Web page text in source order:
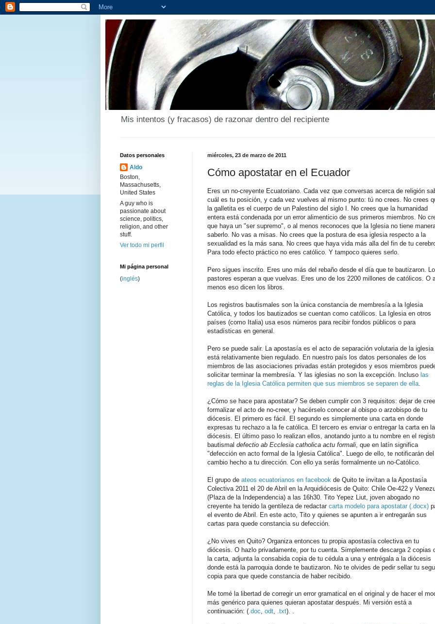
Mis intentos (y fracasos) de razonar dentro del recipiente
miércoles, 23 de marzo de 2011
Cómo apostatar en el Ecuador
Eres un no-creyente Ecuatoriano. Cada vez que conversas acerca de religión
cuál es tu posición, y cada vez vuelves al mismo punto: tú no crees. No crees
la galletita es el cuerpo de un Palestino del siglo I. No crees que la humanidad
entera está condenada por un error alimenticio de sus primeros miembros. No
que haya un "ser supremo", o al menos reconoces que la Iglesia no tiene
saberlo. No vas a misas. No crees que la postura de esa iglesia respecto a la
sexualidad es la más sana. No crees que haya vida más alla del fin de tu
Para todo efecto práctico no eres católico. Y tampoco quieres serlo.
Pero sigues inscrito. Eres uno más del rebaño desde el día que te bautizaron.
pastores esperan a que vuelvas. Eres uno de los 2200 millones de católicos. O
menos eso dicen los libros.
Los registros bautismales son la única constancia de membresía a la Iglesia
Católica, y todos los bautizados se cuentan como católicos. La Iglesia en otros
países (como Italia) usa esos números para recibir fondos públicos o para
estadísticas en general.
Pero se puede salir. La apostasía es el acto de separación volutaria de la
está relativamente bien regulado. En nuestro país los datos personales de los
miembros de las asociaciones privadas están protegidos y esos miembros
solicitar terminar la membresía. Y las iglesias no son la excepción. Incluso las
reglas de la Iglesia Católica permiten que sus miembros se separen de ella.
¿Cómo se hace para apostatar? Se deben cumplir con 3 requisitos: dejar de
formalizar el acto de no-creer, y hacérselo conocer al obispo o arzobispo de tu
diócesis. El primero es fácil. El segundo es simplemente una carta en donde
expresas tu rechazo a la fe católica. El tercero es enviar o entregar la carta en la
diócesis. El último paso lo realizan ellos, anotando junto a tu nombre en el
bautismal defectio ab Ecclesia catholica actu formali, que en latín significa
"defección en acto formal de la Iglesia Católica". Luego de ello, te notificarán del
cambio hecho a tu dirección. Con ello ya serás formalmente un no-Católico.
El grupo de ateos ecuatorianos en facebook de Quito te invitan a la Apostasía
Colectiva 2011 el 20 de Abril en la Arquidiócesis de Quito: Chile Oe-422 y
(Plaza de la Independencia) a las 16h30. Tito Yepez Liut, joven abogado no
creyente ha tenido la gentileza de redactar carta modelo para apostatar (.docx)
el evento de Abril. En este acto, Tito y quienes se apunten a ir entregarán sus
cartas para quede constancia su defección.
¿No vives en Quito? Organiza entonces tu propia apostasía colectiva en tu
diócesis. O hazlo privadamente, por tu cuenta. Simplemente descarga 2 copias
la carta, adjunta la consabida copia de tu cédula a una y entrégala a la diócesis
donde está la parroquia donde te bautizaron. No te olvides de pedir sellar tu
copia para que quede constancia de haber recibido.
Me tomé la libertad de corregir un error gramatical en el original y de hacer el
más genérico para quienes quieran apostatar después. Mi versión está a
continuación: (.doc, odt, .txt). .
Datos personales
Aldo
Boston,
Massachusetts,
United States
A guy who is
passionate about
science, politics,
religion, and other
stuff.
Ver todo mi perfil
Mi página personal
(inglés)